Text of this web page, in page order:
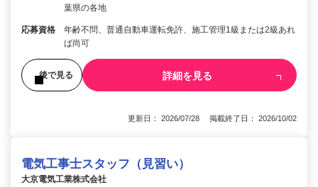
葉県の各地
応募資格
年齢不問、普通自動車運転免許、施工管理1級または2級あれ
ば尚可
後で見る 詳細を見る
更新日： 2026/07/28 掲載終了日： 2026/10/02
電気工事士スタッフ（見習い）
大京電気工業株式会社